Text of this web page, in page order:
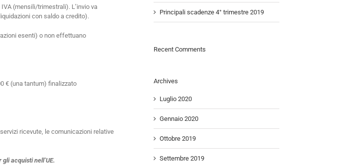
(mensili/trimestrali). L’invio va
con saldo a credito).
esenti) o non effettuano
€ (una tantum) finalizzato
ricevute, le comunicazioni relative
acquisti nell’UE.
Principali scadenze 4° trimestre 2019
Recent Comments
Archives
Luglio 2020
Gennaio 2020
Ottobre 2019
Settembre 2019